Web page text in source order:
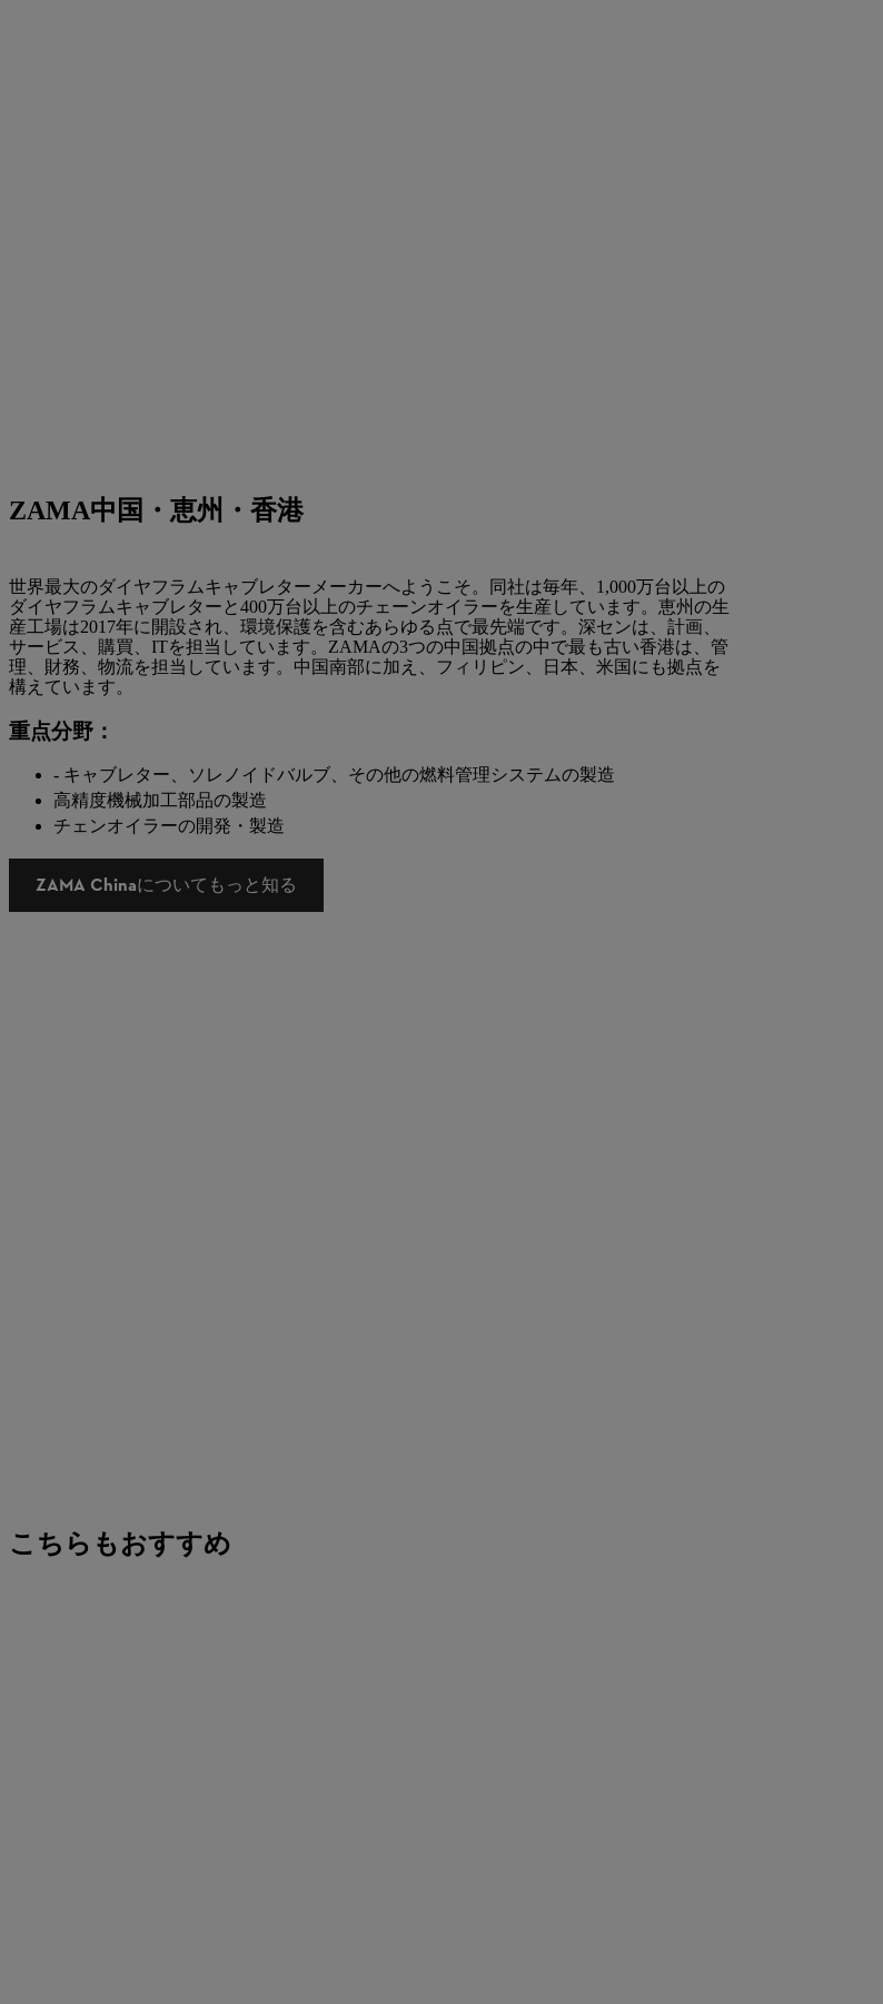
ZAMA中国・恵州・香港
世界最大のダイヤフラムキャブレターメーカーへようこそ。同社は毎年、1,000万台以上の
ダイヤフラムキャブレターと400万台以上のチェーンオイラーを生産しています。恵州の生
産工場は2017年に開設され、環境保護を含むあらゆる点で最先端です。深センは、計画、
サービス、購買、ITを担当しています。ZAMAの3つの中国拠点の中で最も古い香港は、管
理、財務、物流を担当しています。中国南部に加え、フィリピン、日本、米国にも拠点を
構えています。
重点分野：
- キャブレター、ソレノイドバルブ、その他の燃料管理システムの製造
高精度機械加工部品の製造
チェンオイラーの開発・製造
ZAMA Chinaについてもっと知る
こちらもおすすめ